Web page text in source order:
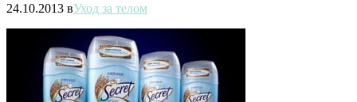
24.10.2013 вУход за телом